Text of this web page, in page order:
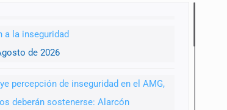
a la inseguridad
de 2026
percepción de inseguridad en el AMG,
deberán sostenerse: Alarcón